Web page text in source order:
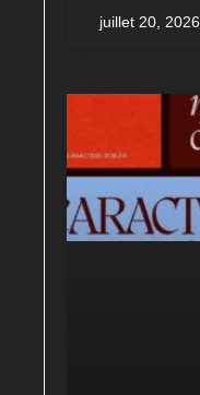
juillet 20, 2026